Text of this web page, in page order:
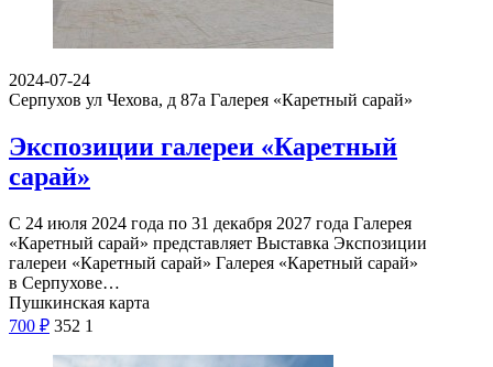
2024-07-24
Серпухов ул Чехова, д 87а Галерея «Каретный сарай»
Экспозиции галереи «Каретный
сарай»
С 24 июля 2024 года по 31 декабря 2027 года Галерея
«Каретный сарай» представляет Выставка Экспозиции
галереи «Каретный сарай» Галерея «Каретный сарай»
в Серпухове…
Пушкинская карта
700 ₽ 352 1